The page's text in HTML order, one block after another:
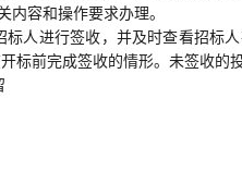
容和操作要求办理。
人进行签收，并及时查看招标人
前完成签收的情形。未签收的